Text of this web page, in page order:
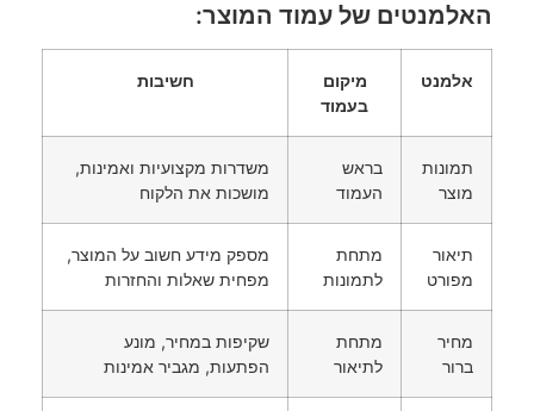
האלמנטים של עמוד המוצר:
אלמנט
מיקום
בעמוד
חשיבות
תמונות
מוצר
בראש
העמוד
משדרות מקצועיות ואמינות,
מושכות את הלקוח
תיאור
מפורט
מתחת
לתמונות
מספק מידע חשוב על המוצר,
מפחית שאלות והחזרות
מחיר
ברור
מתחת
לתיאור
שקיפות במחיר, מונע
הפתעות, מגביר אמינות